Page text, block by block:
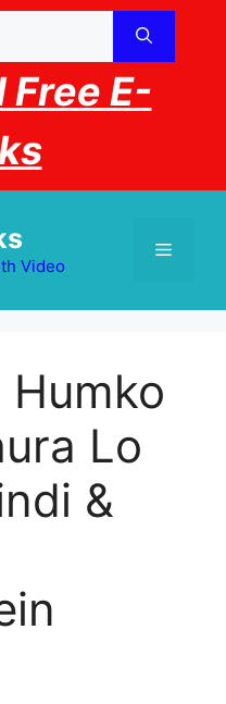
E-
Video
Menu
Humko
Lo
&